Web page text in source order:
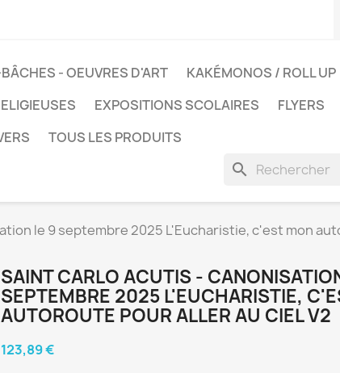
- OEUVRES D'ART
KAKÉMONOS / ROLL UP
EXPOSITIONS SCOLAIRES FLYERS
TOUS LES PRODUITS
search
le 9 septembre 2025 L'Eucharistie, c'est mon
SAINT CARLO ACUTIS -
SEPTEMBRE 2025 L'EUCHARISTIE,
AUTOROUTE POUR ALLER AU CIEL V2
123,89 €